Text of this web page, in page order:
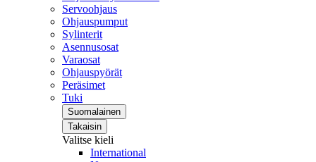
Servoohjaus
Ohjauspumput
Sylinterit
Asennusosat
Varaosat
Ohjauspyörät
Peräsimet
Tuki
Suomalainen
Takaisin
Valitse kieli
International